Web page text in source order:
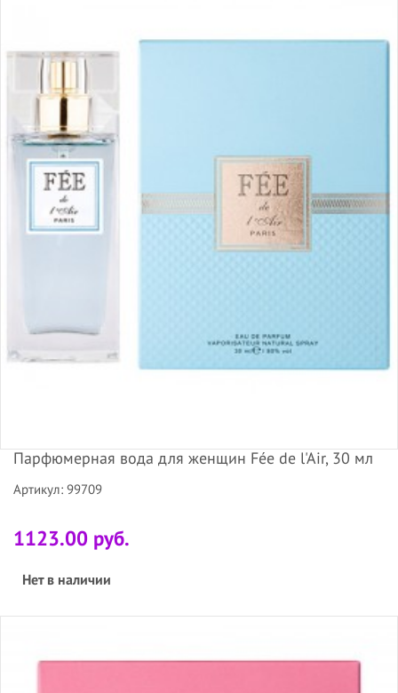
Парфюмерная вода для женщин Fée de l'Air, 30 мл
Артикул: 99709
1123.00 руб.
Нет в наличии